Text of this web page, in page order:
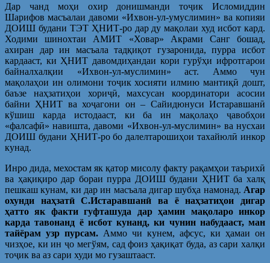
Дар чанд моҳи охир донишманди тоҷик Исломиддин
Шарифов масъалаи давоми «Ихвон-ул-умуслимин» ва копияи
ДОИШ будани ТЭТ ҲНИТ-ро дар ду мақолаи худ исбот кард.
Ходими шинохтаи АМИТ «Ховар» Акрами Санг бошад,
ахиран дар ин масъала тадқиқот гузаронида, пурра исбот
кардааст, ки ҲНИТ давомдиҳандаи кори гурўҳи ифротгарои
байналхалқии «Ихвон-ул-муслимин» аст. Аммо чун
мақолаҳои ин олимони тоҷик хосияти илмию мантиқӣ дошт,
баъзе наҳзатиҳои хориҷӣ, махсусан координатори асосии
байни ҲНИТ ва хоҷагони он – Сайидюнуси Истаравшанӣ
кўшиш карда истодааст, ки ба ин мақолаҳо ҷавобҳои
«фалсафӣ» навишта, давоми «Ихвон-ул-муслимин» ва нусхаи
ДОИШ будани ҲНИТ-ро бо далелтарошиҳои тахайюлӣ инкор
кунад.
Инро дида, мехостам як қатор мисолу факту рақамҳои таърихӣ
ва ҳақиқиро дар бораи пурра ДОИШ будани ҲНИТ ба халқ
пешкаш кунам, ки дар ин масъала дигар шубҳа намонад. Агар
охунди наҳзатӣ С.Истаравшанӣ ва ё наҳзатиҳои дигар
ҳатто як факти гуфташуда дар ҳамин мақоларо инкор
карда тавонанд ё исбот кунанд, ки чунин набудааст, ман
тайёрам узр пурсам. Аммо чи кунем, афсус, ки ҳамаи он
чизҳое, ки ин ҷо мегўям, сад фоиз ҳақиқат буда, аз сари халқи
тоҷик ва аз сари худи мо гузаштааст.